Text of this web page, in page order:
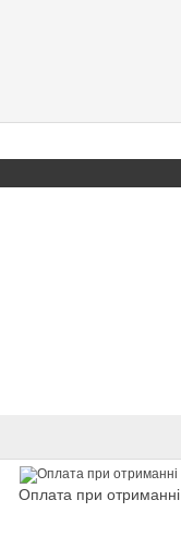
Оплата при отриманні